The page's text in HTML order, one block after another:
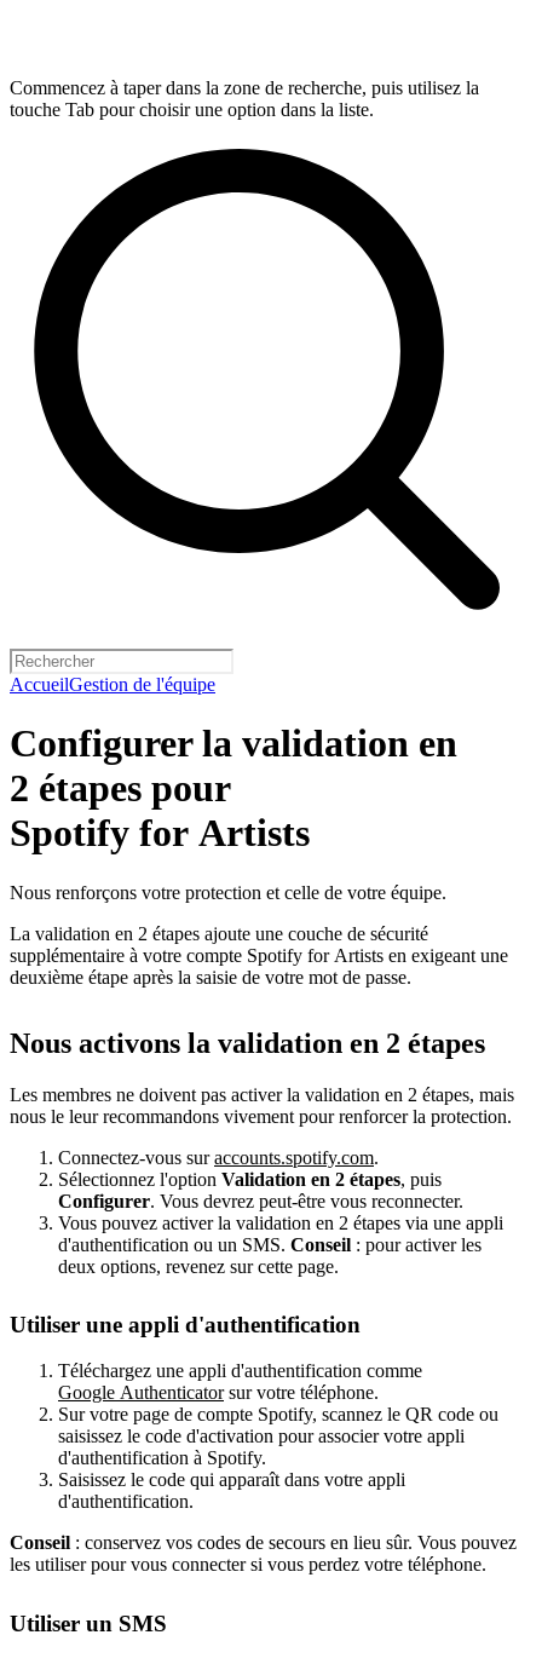
Commencez à taper dans la zone de recherche, puis utilisez la
touche Tab pour choisir une option dans la liste.
AccueilGestion de l'équipe
Configurer la validation en
2 étapes pour
Spotify for Artists
Nous renforçons votre protection et celle de votre équipe.
La validation en 2 étapes ajoute une couche de sécurité
supplémentaire à votre compte Spotify for Artists en exigeant une
deuxième étape après la saisie de votre mot de passe.
Nous activons la validation en 2 étapes
Les membres ne doivent pas activer la validation en 2 étapes, mais
nous le leur recommandons vivement pour renforcer la protection.
Connectez-vous suraccounts.spotify.com.
Sélectionnez l'option Validation en 2 étapes, puis
Configurer. Vous devrez peut-être vous reconnecter.
Vous pouvez activer la validation en 2 étapes via une appli
d'authentification ou un SMS. Conseil : pour activer les
deux options, revenez sur cette page.
Utiliser une appli d'authentification
Téléchargez une appli d'authentification comme
Google Authenticatorsur votre téléphone.
Sur votre page de compte Spotify, scannez le QR code ou
saisissez le code d'activation pour associer votre appli
d'authentification à Spotify.
Saisissez le code qui apparaît dans votre appli
d'authentification.
Conseil : conservez vos codes de secours en lieu sûr. Vous pouvez
les utiliser pour vous connecter si vous perdez votre téléphone.
Utiliser un SMS